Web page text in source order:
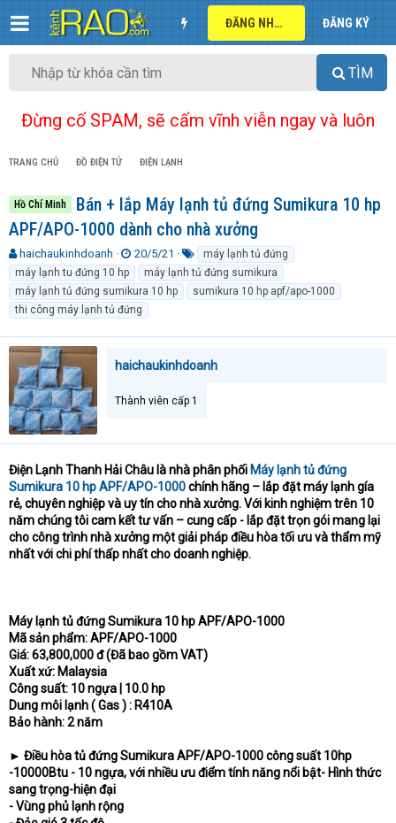
ĐĂNG NHẬP ĐĂNG KÝ
TÌM
Đừng cố SPAM, sẽ cấm vĩnh viễn ngay và luôn
TRANG CHỦ ĐỒ ĐIỆN TỬ ĐIỆN LẠNH
Hồ Chí Minh
Bán + lắp Máy lạnh tủ đứng Sumikura 10 hp
APF/APO-1000 dành cho nhà xưởng
T
h
r
e
a
s
t
a
r
t
e
r
haichaukinhdoanh
N
g
à
y
g
20/5/21
ừ
k
h
máy lạnh tủ đứng
máy lạnh tu đứng 10 hp
máy lạnh tủ đứng sumikura
máy lạnh tủ đứng sumikura 10 hp
sumikura 10 hp apf/apo-1000
thi công máy lạnh tủ đứng
haichaukinhdoanh
Thành viên cấp 1
Điện Lạnh Thanh Hải Châu là nhà phân phối Máy lạnh tủ đứng
Sumikura 10 hp APF/APO-1000chính hãng – lắp đặt máy lạnh gía
rẻ, chuyên nghiệp và uy tín cho nhà xưởng. Với kinh nghiệm trên 10
năm chúng tôi cam kết tư vấn – cung cấp - lắp đặt trọn gói mang lại
cho công trình nhà xưởng một giải pháp điều hòa tối ưu và thẩm mỹ
nhất với chi phí thấp nhất cho doanh nghiệp.
Máy lạnh tủ đứng Sumikura 10 hp APF/APO-1000
Mã sản phẩm: APF/APO-1000
Giá: 63,800,000 đ (Đã bao gồm VAT)
Xuất xứ: Malaysia
Công suất: 10 ngựa | 10.0 hp
Dung môi lạnh ( Gas ) : R410A
Bảo hành: 2 năm
► Điều hòa tủ đứng Sumikura APF/APO-1000 công suất 10hp
-10000Btu - 10 ngựa, với nhiều ưu điểm tính năng nổi bật- Hình thức
sang trọng-hiện đại
- Vùng phủ lạnh rộng